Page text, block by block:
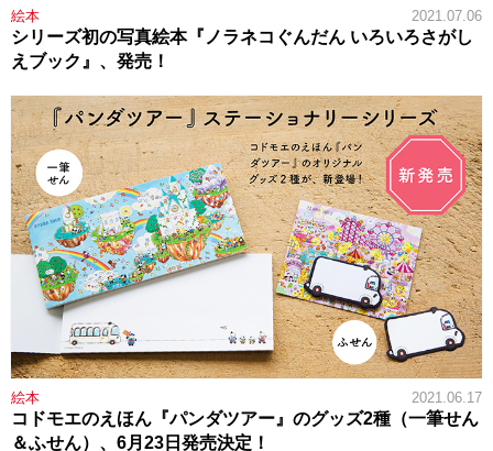
絵本 2021.07.06
シリーズ初の写真絵本『ノラネコぐんだん いろいろさがし
えブック』、発売！
絵本 2021.06.17
コドモエのえほん『パンダツアー』のグッズ2種（一筆せん
＆ふせん）、6月23日発売決定！